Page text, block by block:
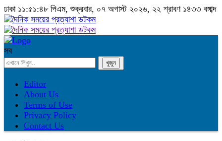
ঢাকা ১১:৫১:৪৮ পিএম, শুক্রবার, ০৭ অগাস্ট ২০২৬, ২২ শ্রাবণ ১৪৩৩ বঙ্গাব্দ
সব
Editor
About Us
Terms of Use
Privacy Policy
Contact Us